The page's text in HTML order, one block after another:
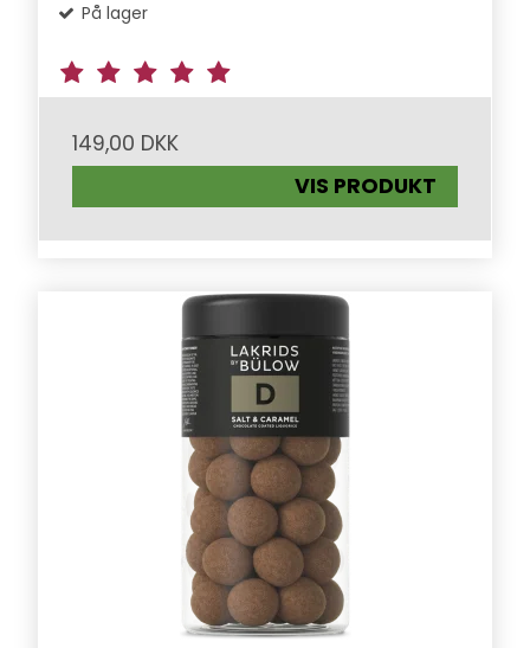
På lager
149,00 DKK
VIS PRODUKT